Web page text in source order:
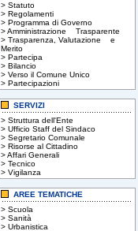
> Statuto
> Regolamenti
> Programma di Governo
>Amministrazione Trasparente
> Trasparenza, Valutazione e
Merito
> Partecipa
> Bilancio
> Verso il Comune Unico
> Partecipazioni
SERVIZI
> Struttura dell'Ente
> Ufficio Staff del Sindaco
> Segretario Comunale
> Risorse al Cittadino
>Affari Generali
> Tecnico
> Vigilanza
AREE TEMATICHE
> Scuola
> Sanità
> Urbanistica